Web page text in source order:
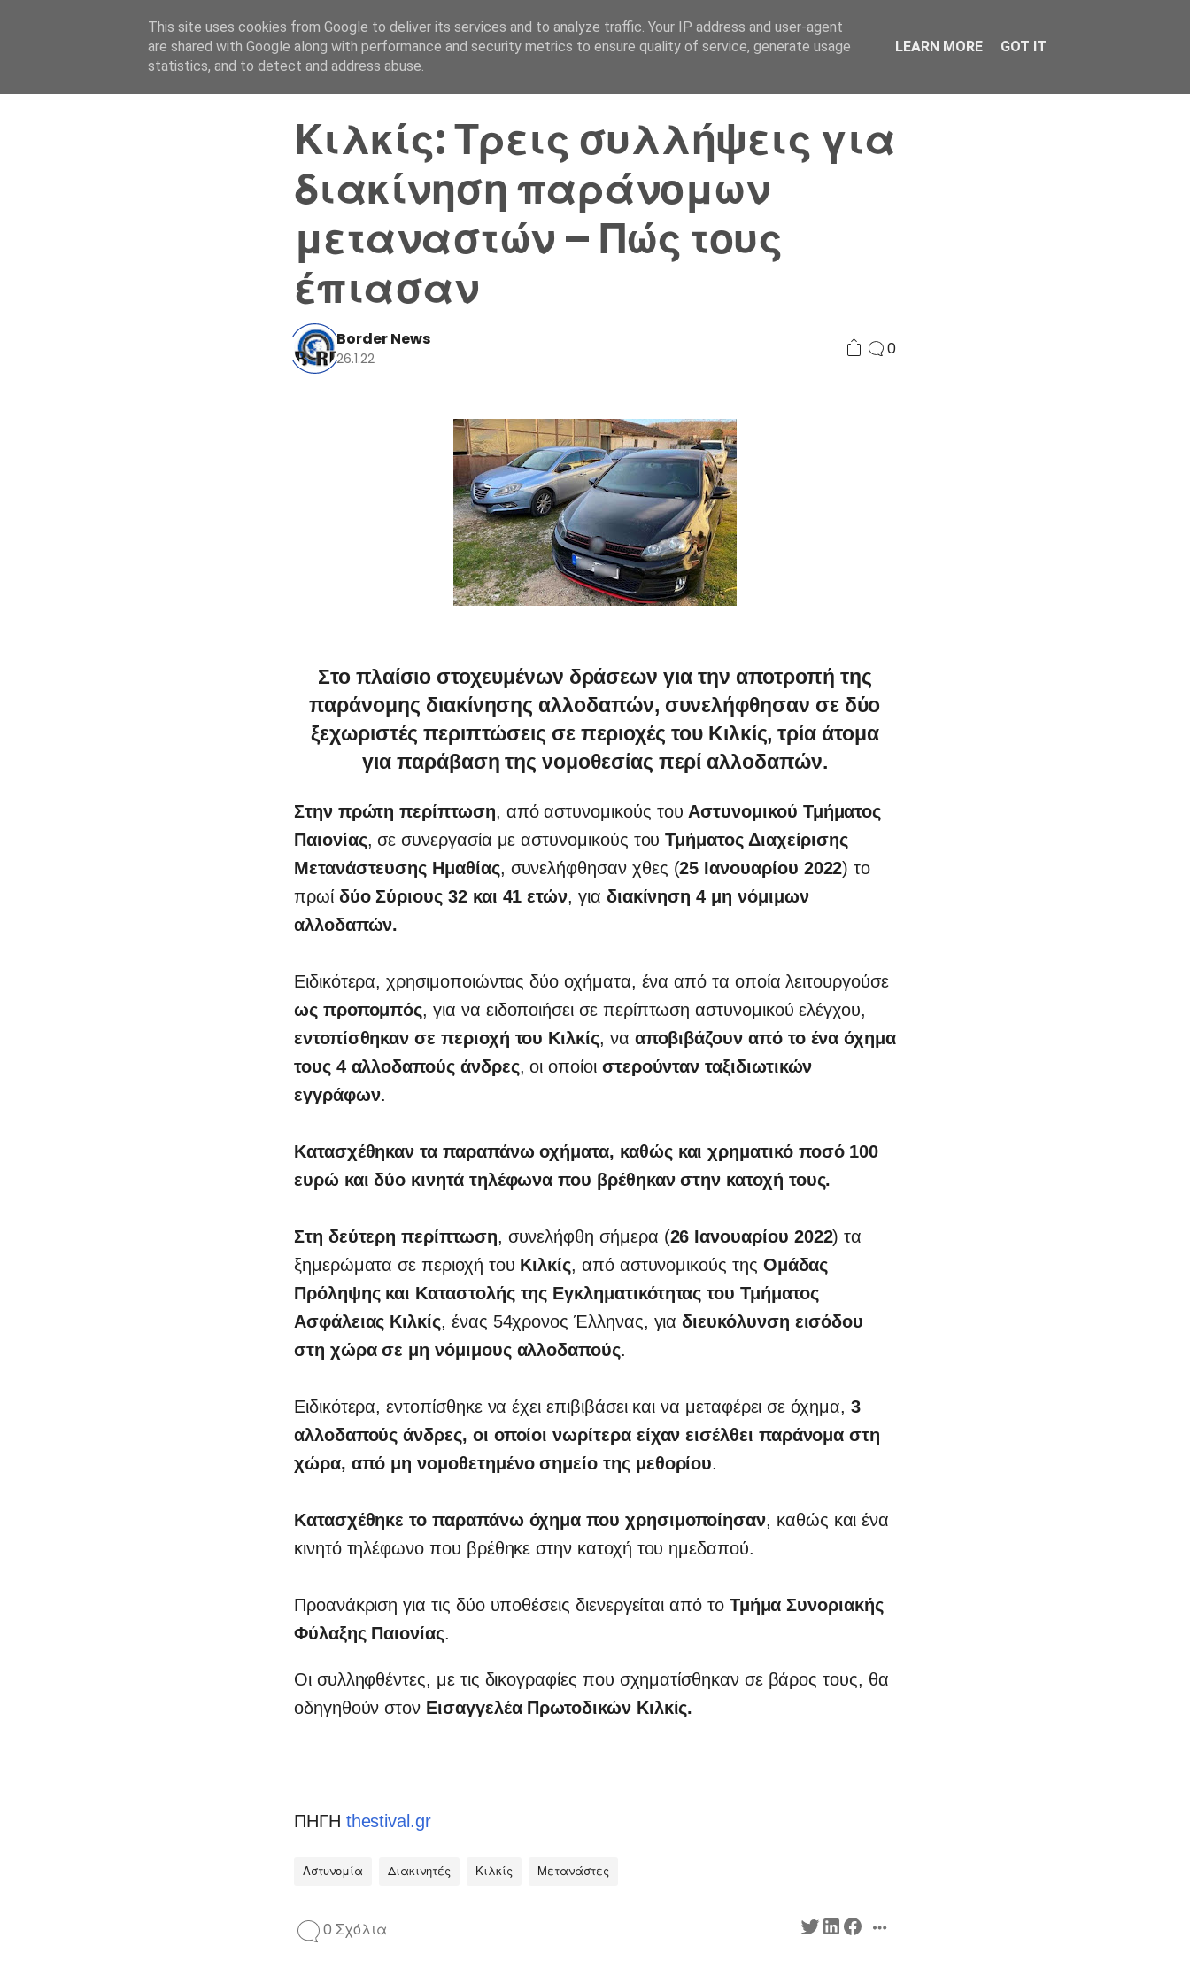
Αρχική Σελίδα Ελλάδα Συνδικαλισμός Σ.Α. Επικοινωνία Κόσμος
Κιλκίς: Τρεις συλλήψεις για
διακίνηση παράνομων
μεταναστών – Πώς τους
έπιασαν
Border News
26.1.22
0
Στο πλαίσιο στοχευμένων δράσεων για την αποτροπή της
παράνομης διακίνησης αλλοδαπών, συνελήφθησαν σε δύο
ξεχωριστές περιπτώσεις σε περιοχές του Κιλκίς, τρία άτομα
για παράβαση της νομοθεσίας περί αλλοδαπών.
Στην πρώτη περίπτωση, από αστυνομικούς του Αστυνομικού Τμήματος
Παιονίας, σε συνεργασία με αστυνομικούς τουΤμήματος Διαχείρισης
Μετανάστευσης Ημαθίας, συνελήφθησαν χθες (25 Ιανουαρίου 2022) το
πρωί δύο Σύριους 32 και 41 ετών, για διακίνηση 4 μη νόμιμων
αλλοδαπών.
Ειδικότερα, χρησιμοποιώντας δύο οχήματα, ένα από τα οποία λειτουργούσε
ως προπομπός, για να ειδοποιήσει σε περίπτωση αστυνομικού ελέγχου,
εντοπίσθηκαν σε περιοχή του Κιλκίς, να αποβιβάζουν από το ένα όχημα
τους 4 αλλοδαπούς άνδρες, οι οποίοι στερούνταν ταξιδιωτικών
εγγράφων.
Κατασχέθηκαν τα παραπάνω οχήματα, καθώς και χρηματικό ποσό 100
ευρώ και δύο κινητά τηλέφωνα που βρέθηκαν στην κατοχή τους.
Στη δεύτερη περίπτωση, συνελήφθη σήμερα (26 Ιανουαρίου 2022) τα
ξημερώματα σε περιοχή του Κιλκίς, από αστυνομικούς της Ομάδας
Πρόληψης και Καταστολής της Εγκληματικότητας του Τμήματος
Ασφάλειας Κιλκίς, ένας 54χρονος Έλληνας, γιαδιευκόλυνση εισόδου
στη χώρα σε μη νόμιμους αλλοδαπούς.
Ειδικότερα, εντοπίσθηκε να έχει επιβιβάσει και να μεταφέρει σε όχημα, 3
αλλοδαπούς άνδρες, οι οποίοι νωρίτερα είχαν εισέλθει παράνομα στη
χώρα, από μη νομοθετημένο σημείο της μεθορίου.
Κατασχέθηκε το παραπάνω όχημα που χρησιμοποίησαν, καθώς και ένα
κινητό τηλέφωνο που βρέθηκε στην κατοχή του ημεδαπού.
Προανάκριση για τις δύο υποθέσεις διενεργείται από το Τμήμα Συνοριακής
Φύλαξης Παιονίας.
Οι συλληφθέντες, με τις δικογραφίες που σχηματίσθηκαν σε βάρος τους, θα
οδηγηθούν στον Εισαγγελέα Πρωτοδικών Κιλκίς.
ΠΗΓΗ thestival.gr
Αστυνομία Διακινητές Κιλκίς Μετανάστες
0 Σχόλια
This site uses cookies from Google to deliver its services and to analyze traffic. Your IP address and user-agent
are shared with Google along with performance and security metrics to ensure quality of service, generate usage
statistics, and to detect and address abuse.
LEARN MORE GOT IT